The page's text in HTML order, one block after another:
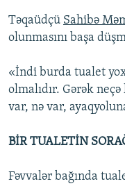
Təqaüdçü Sahibə
olunmasını başa
«İndi burda tualet
olmalıdır. Gərək
var, nə var,
BİR TUALETİN
Fəvvalər bağında